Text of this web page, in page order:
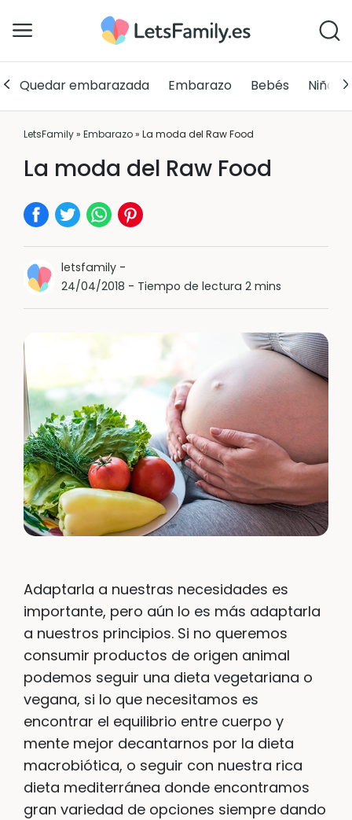
Quedar embarazada Embarazo Bebés Niños
LetsFamily» Embarazo» La moda del Raw Food
La moda del Raw Food
letsfamily-
24/04/2018 - Tiempo de lectura 2 mins
Adaptarla a nuestras necesidades es
importante, pero aún lo es más adaptarla
a nuestros principios. Si no queremos
consumir productos de origen animal
podemos seguir una dieta vegetariana o
vegana, si lo que necesitamos es
encontrar el equilibrio entre cuerpo y
mente mejor decantarnos por la dieta
macrobiótica, o seguir con nuestra rica
dieta mediterránea donde encontramos
gran variedad de opciones siempre dando